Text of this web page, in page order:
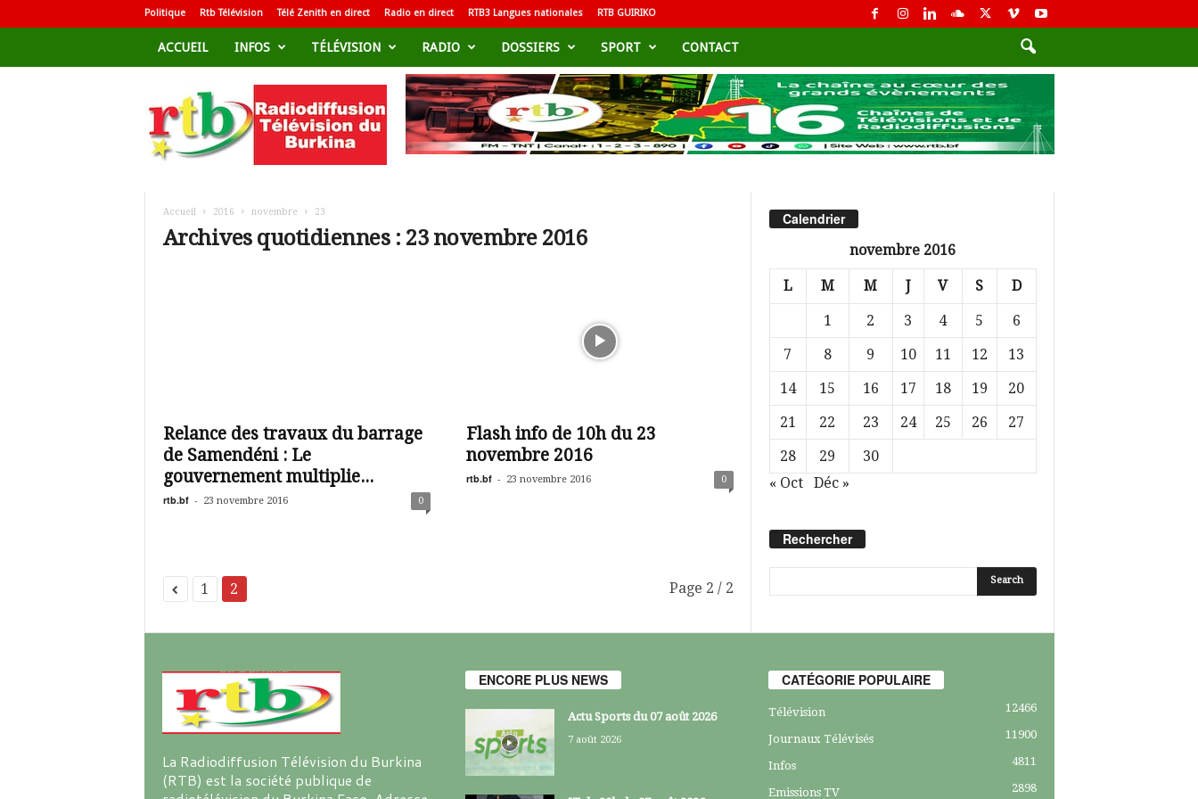
Politique Rtb Télévision Télé Zenith en direct Radio en direct RTB3 Langues nationales RTB GUIRIKO
ACCUEIL INFOS TÉLÉVISION RADIO DOSSIERS SPORT CONTACT
d
i
Accueil 2016 novembre 23
Archives quotidiennes : 23 novembre 2016
Relance des travaux du barrage
de Samendéni : Le
gouvernement multiplie...
rtb.bf - 23 novembre 2016 0
Flash info de 10h du 23
novembre 2016
rtb.bf - 23 novembre 2016 0
1 2 Page 2 / 2
Calendrier
novembre 2016
L M M J V S D
1 2 3 4 5
6
7
8 9 10 11 12
13
14
15 16 17 18 19
20
21
22 23 24 25 26
27
28
29
30
« Oct
Déc »
Rechercher
La Radiodiffusion Télévision du Burkina
(RTB) est la société publique de
ENCORE PLUS NEWS
Actu Sports du 07 août 2026
7 août 2026
CATÉGORIE POPULAIRE
Télévision 12466
Journaux Télévisés 11900
Infos 4811
Emissions TV 2898